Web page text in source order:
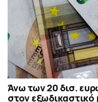
Άνω των 20 δισ.
στον εξωδικαστικό